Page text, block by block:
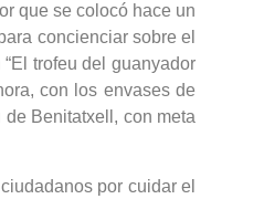
que se colocó hace un
concienciar sobre el
trofeu del guanyador
con los envases de
Benitatxell, con meta
por cuidar el